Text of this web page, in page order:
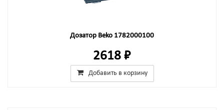
Дозатор Beko 1782000100
2618 ₽
Добавить в корзину